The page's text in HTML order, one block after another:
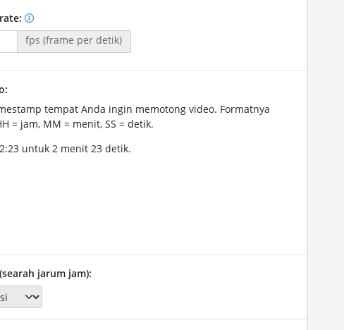
fps (frame per detik)
tempat Anda ingin memotong video. Formatnya
= jam, MM = menit, SS = detik.
untuk 2 menit 23 detik.
jarum jam):